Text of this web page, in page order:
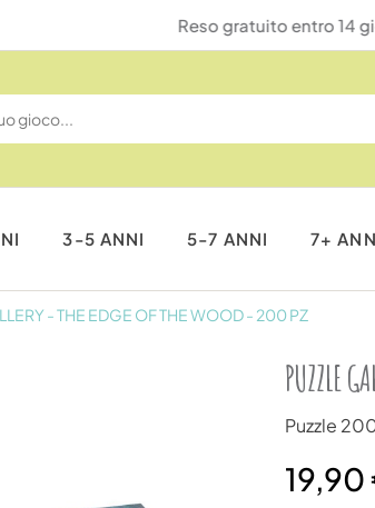
Reso gratuito entro 14
3-5 ANNI 5-7 ANNI 7+
- THE EDGE OF THE WOOD - 200 PZ
PUZZLE
Puzzle
19,90